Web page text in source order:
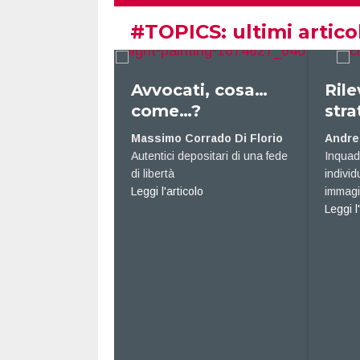
#TOPICS: ultimi
Avvocati, cosa…
come…?
Massimo Corrado Di Florio
Autentici depositari di una fede
Leggi l'articoloabout Avvocati, cosa… come…?
Rilevanza
Andrea Buti
Inquadrare il
individuare le
immaginare gli
Leggi l'articolo